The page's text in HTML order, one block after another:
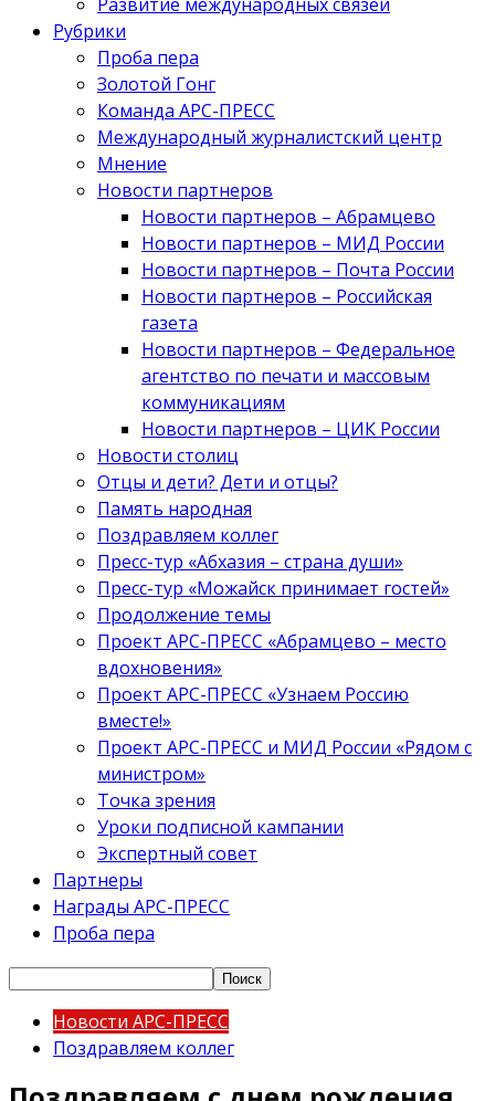
Рубрики
Проба пера
Золотой Гонг
Команда АРС-ПРЕСС
Международный журналистский центр
Мнение
Новости партнеров
Новости партнеров – Абрамцево
Новости партнеров – МИД России
Новости партнеров – Почта России
Новости партнеров – Российская
газета
Новости партнеров – Федеральное
агентство по печати и массовым
коммуникациям
Новости партнеров – ЦИК России
Новости столиц
Отцы и дети? Дети и отцы?
Память народная
Поздравляем коллег
Пресс-тур «Абхазия – страна души»
Пресс-тур «Можайск принимает гостей»
Продолжение темы
Проект АРС-ПРЕСС «Абрамцево – место
вдохновения»
Проект АРС-ПРЕСС «Узнаем Россию
вместе!»
Проект АРС-ПРЕСС и МИД России «Рядом с
министром»
Точка зрения
Уроки подписной кампании
Экспертный совет
Партнеры
Награды АРС-ПРЕСС
Проба пера
Новости АРС-ПРЕСС
Поздравляем коллег